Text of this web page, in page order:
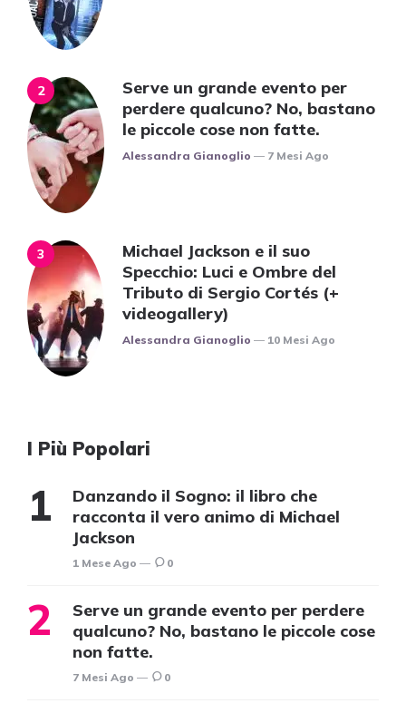
Serve un grande evento per
perdere qualcuno? No, bastano
le piccole cose non fatte.
Posted
Alessandra Gianoglio 7 Mesi Ago
Michael Jackson e il suo
Specchio: Luci e Ombre del
Tributo di Sergio Cortés (+
videogallery)
Posted
Alessandra Gianoglio 10 Mesi Ago
I Più Popolari
Danzando il Sogno: il libro che
racconta il vero animo di Michael
Jackson
1 Mese Ago 0
Serve un grande evento per perdere
qualcuno? No, bastano le piccole cose
non fatte.
7 Mesi Ago 0